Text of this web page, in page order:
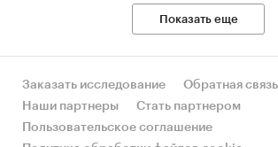
Показать еще
Заказать исследование
Обратная связь
Наши партнеры
Стать партнером
Пользовательское соглашение